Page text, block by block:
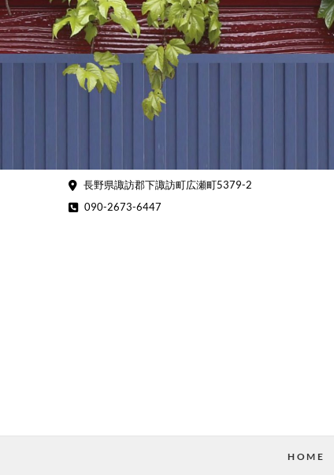
Skip
to
content
長野県諏訪郡下諏訪町広瀬町5379-2
090-2673-6447
HOME